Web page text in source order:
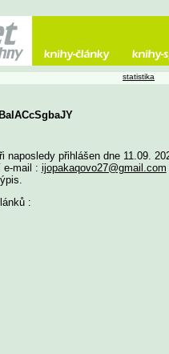
naposledy přihlášen dne 11.09.
e-mail : ijopakaqovo27@gmail.com
:
statistika